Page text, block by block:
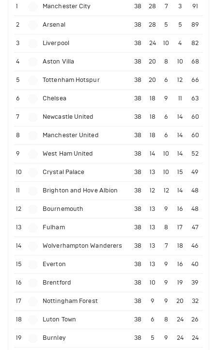
1 Manchester City 38 28 7 3 91
2 Arsenal 38 28 5 5 89
3 Liverpool 38 24 10 4 82
4 Aston Villa 38 20 8 10 68
5 Tottenham Hotspur 38 20 6 12 66
6 Chelsea 38 18 9 11 63
7 Newcastle United 38 18 6 14 60
8 Manchester United 38 18 6 14 60
9 West Ham United 38 14 10 14 52
10 Crystal Palace 38 13 10 15 49
11 Brighton and Hove Albion 38 12 12 14 48
12 Bournemouth 38 13 9 16 48
13 Fulham 38 13 8 17 47
14 Wolverhampton Wanderers 38 13 7 18 46
15 Everton 38 13 9 16 40
16 Brentford 38 10 9 19 39
17 Nottingham Forest 38 9 9 20 32
18 Luton Town 38 6 8 24 26
19 Burnley 38 5 9 24 24